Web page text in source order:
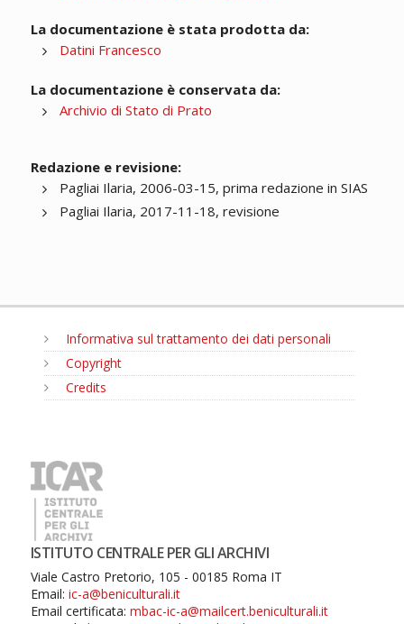
La documentazione è stata prodotta da:
Datini Francesco
La documentazione è conservata da:
Archivio di Stato di Prato
Redazione e revisione:
Pagliai Ilaria, 2006-03-15, prima redazione in SIAS
Pagliai Ilaria, 2017-11-18, revisione
Informativa sul trattamento dei dati personali
Copyright
Credits
ISTITUTO CENTRALE PER GLI ARCHIVI
Viale Castro Pretorio, 105 - 00185 Roma IT
Email: ic-a@beniculturali.it
Email certificata: mbac-ic-a@mailcert.beniculturali.it